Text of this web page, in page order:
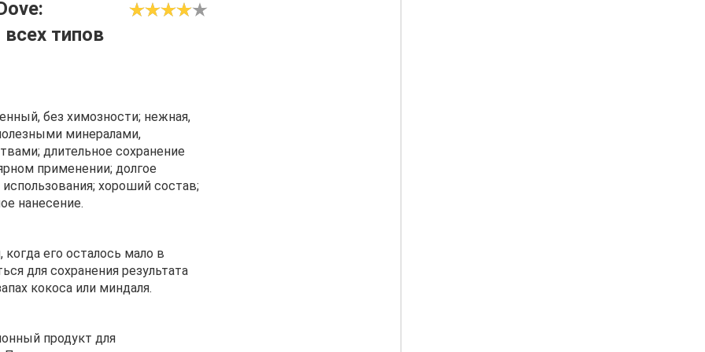
типов
без химозности; нежная,
минералами,
длительное сохранение
применении; долгое
хороший состав;
нанесение.
его осталось мало в
для сохранения результата
кокоса или миндаля.
продукт для